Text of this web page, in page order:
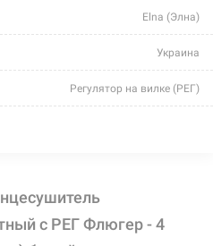
Elna (Элна)
Украина
Регулятор на вилке (РЕГ)
915 мм
с РЕГ Флюгер - 4